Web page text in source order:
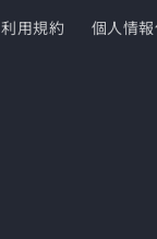
利用規約 個人情